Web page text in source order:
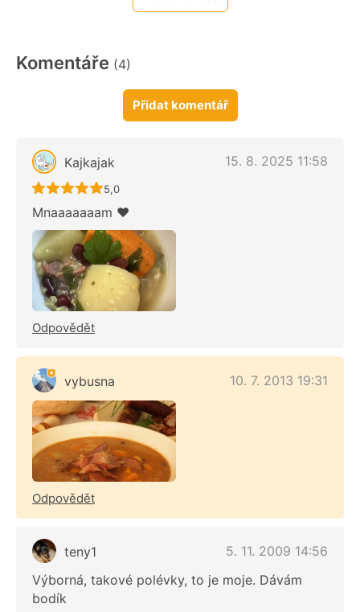
Komentáře (4)
Přidat komentář
Kajkajak 15. 8. 2025 11:58
Recept ještě nebyl hodnocen
5,0
Mnaaaaaaam ♥️
Odpovědět
vybusna 10. 7. 2013 19:31
Odpovědět
teny1
5. 11. 2009 14:56
Výborná, takové polévky, to je moje. Dávám
bodík